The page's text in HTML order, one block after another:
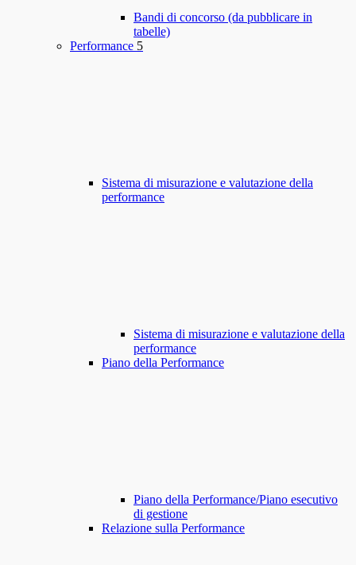
Bandi di concorso (da pubblicare in
tabelle)
Performance 5
Sistema di misurazione e valutazione della
performance
Sistema di misurazione e valutazione della
performance
Piano della Performance
Piano della Performance/Piano esecutivo
di gestione
Relazione sulla Performance